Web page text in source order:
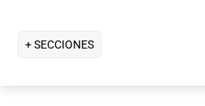
+ SECCIONES